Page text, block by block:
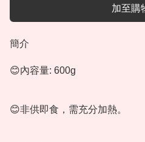
加至購
簡介
😊內容量: 600g
😊非供即食，需充分加熱。